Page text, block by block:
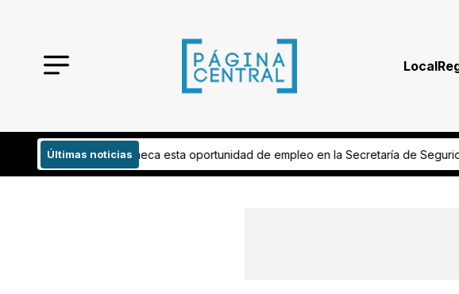
Local
Últimas noticias
de empleo en la Secretaría de Seguridad¡Música para todos! Austin TV,